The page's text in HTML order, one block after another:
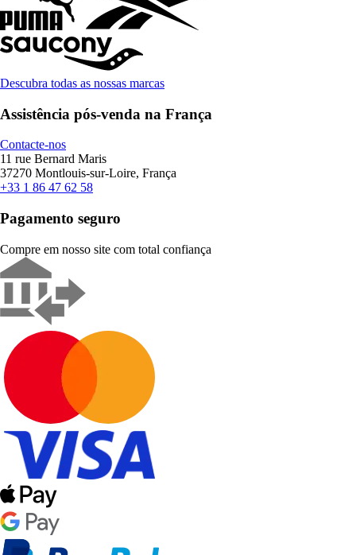
Descubra todas as nossas marcas
Assistência pós-venda na França
Contacte-nos
11 rue Bernard Maris
37270 Montlouis-sur-Loire, França
+33 1 86 47 62 58
Pagamento seguro
Compre em nosso site com total confiança